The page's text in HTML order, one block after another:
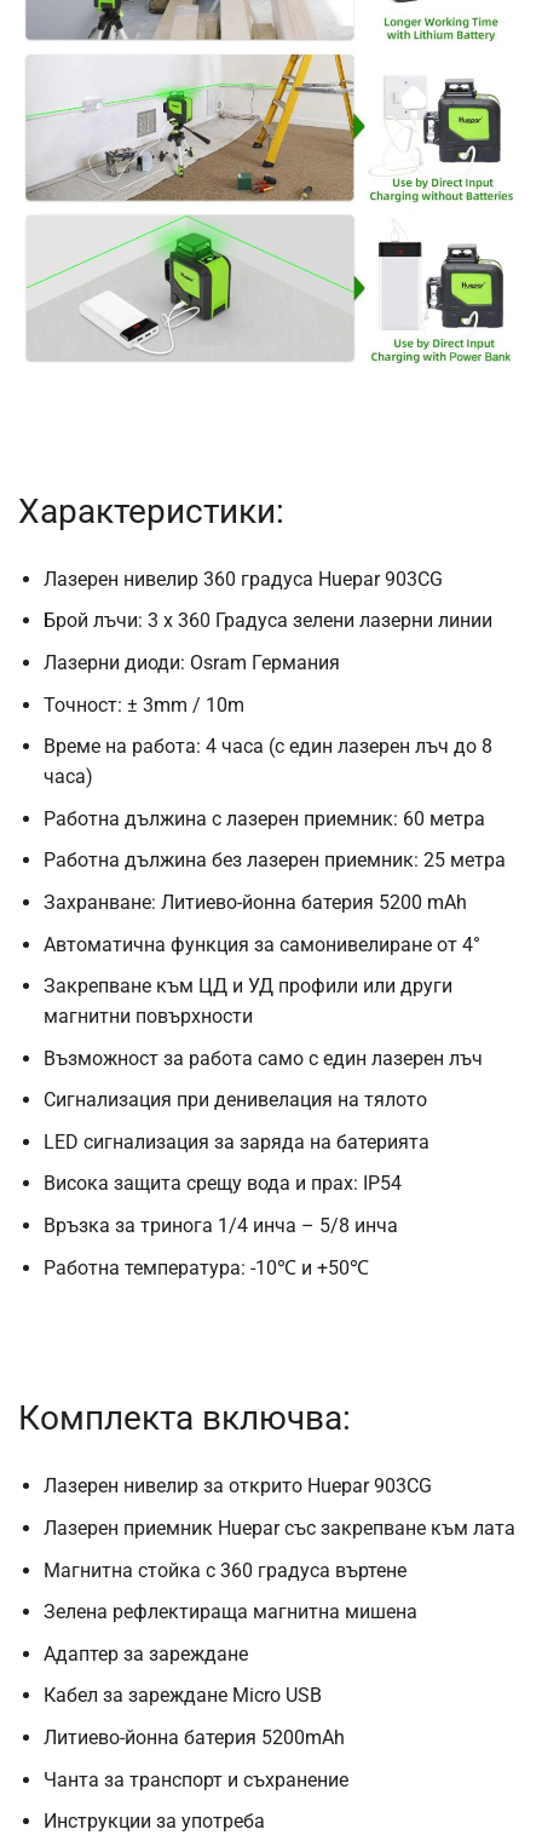
Характеристики:
Лазерен нивелир 360 градуса Huepar 903CG
Брой лъчи: 3 х 360 Градуса зелени лазерни линии
Лазерни диоди: Osram Германия
Точност: ± 3mm / 10m
Време на работа: 4 часа (с един лазерен лъч до 8
часа)
Работна дължина с лазерен приемник: 60 метра
Работна дължина без лазерен приемник: 25 метра
Захранване: Литиево-йонна батерия 5200 mAh
Автоматична функция за самонивелиране от 4°
Закрепване към ЦД и УД профили или други
магнитни повърхности
Възможност за работа само с един лазерен лъч
Сигнализация при денивелация на тялото
LED сигнализация за заряда на батерията
Висока защита срещу вода и прах: IP54
Връзка за тринога 1/4 инча – 5/8 инча
Работна температура: -10℃ и +50℃
Комплекта включва:
Лазерен нивелир за открито Huepar 903CG
Лазерен приемник Huepar със закрепване към лата
Магнитна стойка с 360 градуса въртене
Зелена рефлектираща магнитна мишена
Адаптер за зареждане
Кабел за зареждане Micro USB
Литиево-йонна батерия 5200mAh
Чанта за транспорт и съхранение
Инструкции за употреба